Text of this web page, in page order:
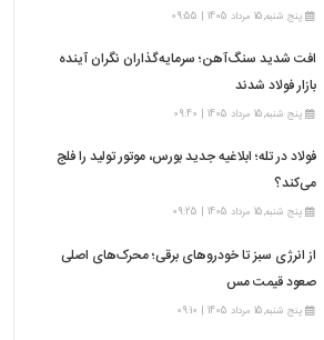
پنج شنبه,15 مرداد 1405 | 09:55
افت شدید سنگ‌آهن؛ سرمایه‌گذاران نگران آینده
بازار فولاد شدند
پنج شنبه,15 مرداد 1405 | 09:40
فولاد در تله؛ ابلاغیه جدید بورس، موتور تولید را فلج
می‌کند؟
پنج شنبه,15 مرداد 1405 | 09:25
از انرژی سبز تا خودروهای برقی؛ محرک‌های اصلی
صعود قیمت مس
پنج شنبه,15 مرداد 1405 | 09:10